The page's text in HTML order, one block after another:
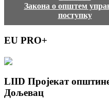
Закона о општем
поступку
EU PRO+
LIID Пројекат
Дољевац